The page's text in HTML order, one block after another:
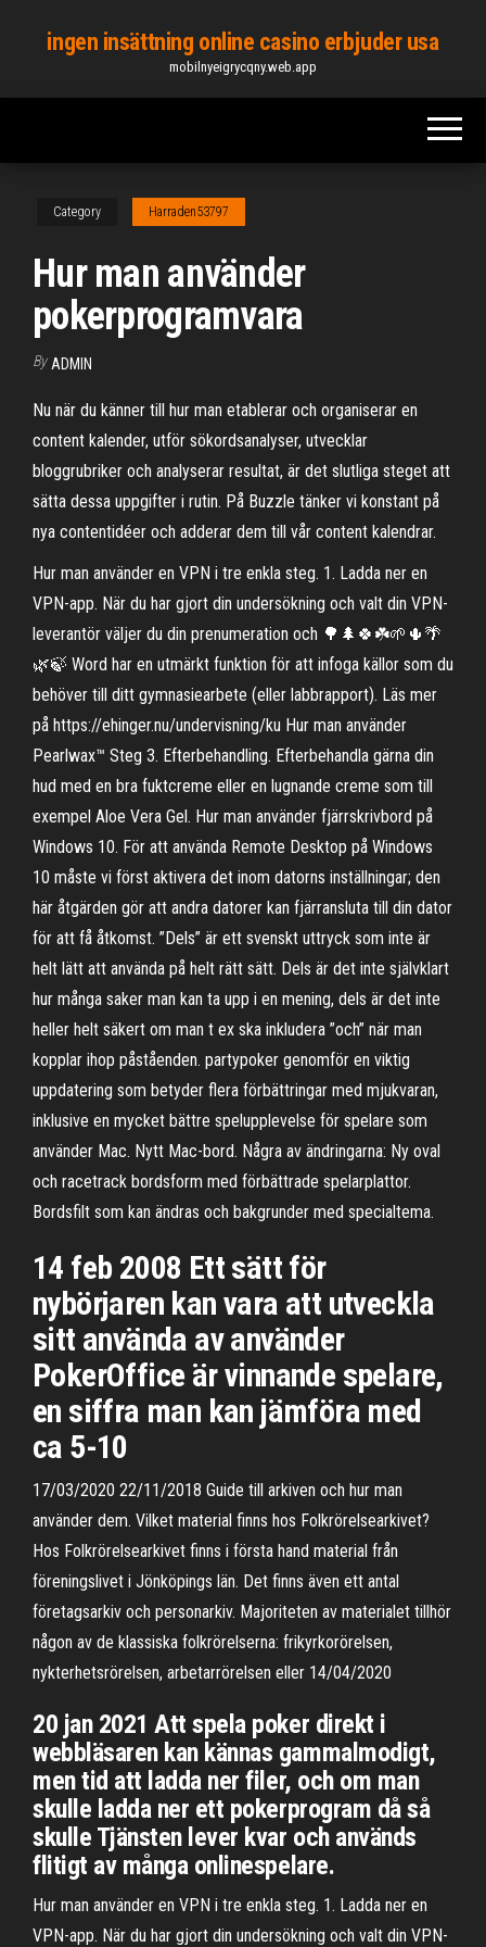
content
ingen insättning online casino erbjuder usa
mobilnyeigrycqny.web.app
Category Harraden53797
Hur man använder
pokerprogramvara
By ADMIN
Nu när du känner till hur man etablerar och organiserar en
content kalender, utför sökordsanalyser, utvecklar
bloggrubriker och analyserar resultat, är det slutliga steget att
sätta dessa uppgifter i rutin. På Buzzle tänker vi konstant på
nya contentidéer och adderar dem till vår content kalendrar.
Hur man använder en VPN i tre enkla steg. 1. Ladda ner en
VPN-app. När du har gjort din undersökning och valt din VPN-
leverantör väljer du din prenumeration och 🌳🌲🍀☘️🌱🌵🌴
🌿🍃 Word har en utmärkt funktion för att infoga källor som du
behöver till ditt gymnasiearbete (eller labbrapport). Läs mer
på https://ehinger.nu/undervisning/ku Hur man använder
Pearlwax™ Steg 3. Efterbehandling. Efterbehandla gärna din
hud med en bra fuktcreme eller en lugnande creme som till
exempel Aloe Vera Gel. Hur man använder fjärrskrivbord på
Windows 10. För att använda Remote Desktop på Windows
10 måste vi först aktivera det inom datorns inställningar; den
här åtgärden gör att andra datorer kan fjärransluta till din dator
för att få åtkomst. ”Dels” är ett svenskt uttryck som inte är
helt lätt att använda på helt rätt sätt. Dels är det inte självklart
hur många saker man kan ta upp i en mening, dels är det inte
heller helt säkert om man t ex ska inkludera ”och” när man
kopplar ihop påståenden. partypoker genomför en viktig
uppdatering som betyder flera förbättringar med mjukvaran,
inklusive en mycket bättre spelupplevelse för spelare som
använder Mac. Nytt Mac-bord. Några av ändringarna: Ny oval
och racetrack bordsform med förbättrade spelarplattor.
Bordsfilt som kan ändras och bakgrunder med specialtema.
14 feb 2008 Ett sätt för
nybörjaren kan vara att utveckla
sitt använda av använder
PokerOffice är vinnande spelare,
en siffra man kan jämföra med
ca 5-10
17/03/2020 22/11/2018 Guide till arkiven och hur man
använder dem. Vilket material finns hos Folkrörelsearkivet?
Hos Folkrörelsearkivet finns i första hand material från
föreningslivet i Jönköpings län. Det finns även ett antal
företagsarkiv och personarkiv. Majoriteten av materialet tillhör
någon av de klassiska folkrörelserna: frikyrkorörelsen,
nykterhetsrörelsen, arbetarrörelsen eller 14/04/2020
20 jan 2021 Att spela poker direkt i
webbläsaren kan kännas gammalmodigt,
men tid att ladda ner filer, och om man
skulle ladda ner ett pokerprogram då så
skulle Tjänsten lever kvar och används
flitigt av många onlinespelare.
Hur man använder en VPN i tre enkla steg. 1. Ladda ner en
VPN-app. När du har gjort din undersökning och valt din VPN-